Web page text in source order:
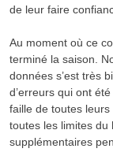
de leur faire
Au moment où ce
terminé la saison.
données s’est très
d’erreurs qui ont
faille de toutes
toutes les limites du
supplémentaires